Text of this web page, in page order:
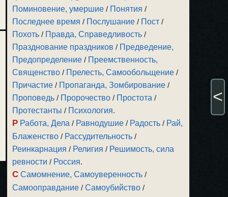
Поминовение, умершие / Понятия /
Последнее время / Послушание / Пост /
Похоть / Правда, Справедливость /
Празднование праздников / Предведение,
Предопределение / Преемственность,
Священство / Прелесть, Самообольщение /
Причастие / Пропаганда, Зомбирование /
Проповедь / Пророчество / Простота /
Протестанты / Психология.
Р Работа, Дела / Равнодушие / Радость / Рай,
Блаженство / Рассудительность /
Реинкарнация / Религия / Решимость, сила
ревности / Россия.
С Самомнение, Самоуверенность /
Самооправдание /Самоубийство /
<